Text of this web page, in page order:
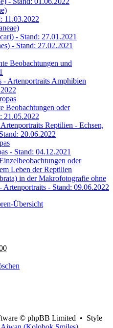
11.03.2022
- Stand: 27.01.2021
- Stand: 27.02.2021
Beobachtungen und
- Artenportraits Amphibien
Beobachtungen oder
21.05.2022
Reptilien - Echsen,
20.06.2022
- Stand: 04.12.2021
oder
Leben der Reptilien
in der Makrofotografie ohne
Artenportraits - Stand: 09.06.2022
Übersicht
© phpBB Limited • Style